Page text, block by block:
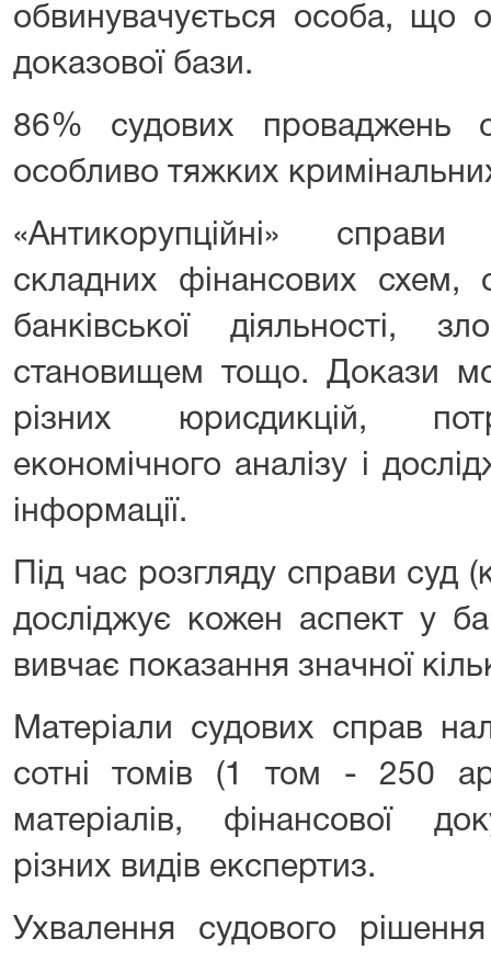
обвинувачується особа, що
доказової бази.
86% судових проваджень
особливо тяжких
«Антикорупційні»
складних фінансових схем,
банківської діяльності,
становищем тощо. Докази
різних юрисдикцій,
економічного аналізу і
інформації.
Під час розгляду справи суд
досліджує кожен аспект у
вивчає показання значної
Матеріали судових справ
сотні томів (1 том - 250
матеріалів, фінансової
різних видів експертиз.
Ухвалення судового